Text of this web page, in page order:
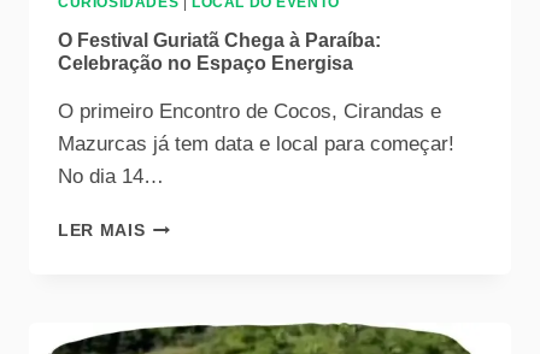
O Festival Guriatã Chega à Paraíba:
Celebração no Espaço Energisa
O primeiro Encontro de Cocos, Cirandas e
Mazurcas já tem data e local para começar!
No dia 14…
LER MAIS